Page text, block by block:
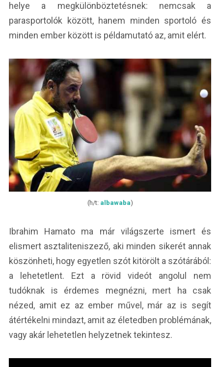
helye a megkülönböztetésnek: nemcsak a
parasportolók között, hanem minden sportoló és
minden ember között is példamutató az, amit elért.
(h/t: albawaba)
Ibrahim Hamato ma már világszerte ismert és
elismert asztaliteniszező, aki minden sikerét annak
köszönheti, hogy egyetlen szót kitörölt a szótárából:
a lehetetlent. Ezt a rövid videót angolul nem
tudóknak is érdemes megnézni, mert ha csak
nézed, amit ez az ember művel, már az is segít
átértékelni mindazt, amit az életedben problémának,
vagy akár lehetetlen helyzetnek tekintesz.